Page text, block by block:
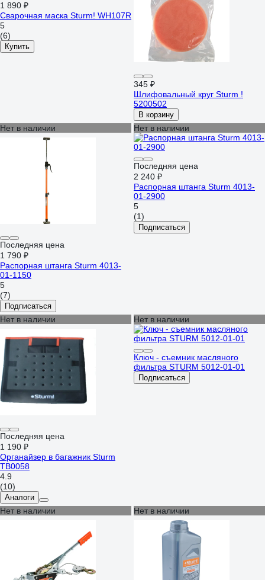
1 890 ₽
Сварочная маска Sturm! WH107R
5
(6)
Купить
345 ₽
Шлифовальный круг Sturm !
5200502
В корзину
Нет в наличии
Последняя цена
1 790 ₽
Распорная штанга Sturm 4013-
01-1150
5
(7)
Подписаться
Нет в наличии
Последняя цена
2 240 ₽
Распорная штанга Sturm 4013-
01-2900
5
(1)
Подписаться
Нет в наличии
Последняя цена
1 190 ₽
Органайзер в багажник Sturm
TB0058
4.9
(10)
Аналоги
Нет в наличии
Ключ - съемник масляного
фильтра STURM 5012-01-01
Подписаться
Нет в наличии Нет в наличии